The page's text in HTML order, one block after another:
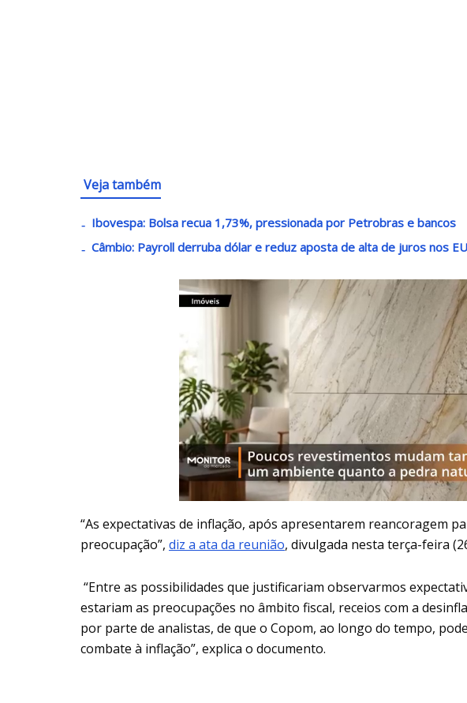
Veja também
Ibovespa: Bolsa recua 1,73%, pressionada por Petrobras e bancos
Câmbio: Payroll derruba dólar e reduz aposta de alta de juros nos
“As expectativas de inflação, após apresentarem reancoragem
preocupação”, diz a ata da reunião, divulgada nesta terça-feira
“Entre as possibilidades que justificariam observarmos
estariam as preocupações no âmbito fiscal, receios com a
por parte de analistas, de que o Copom, ao longo do tempo,
combate à inflação”, explica o documento.